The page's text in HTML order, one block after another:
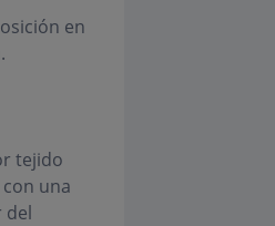
en
tejido
una
del